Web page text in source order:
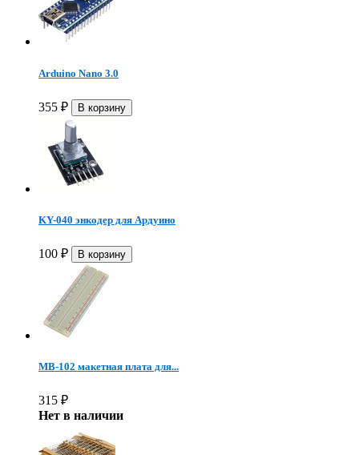
Arduino Nano 3.0
355 ₽
KY-040 энкодер для Ардуино
100 ₽
MB-102 макетная плата для...
315 ₽
Нет в наличии